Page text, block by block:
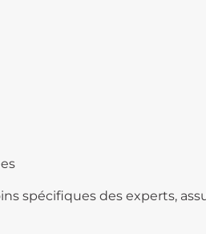
spécifiques des experts,